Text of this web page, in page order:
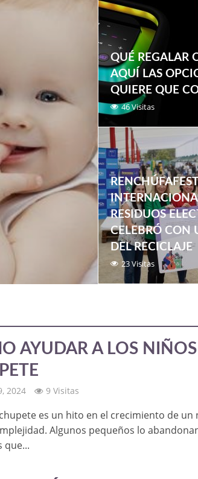
QUÉ REGALAR
AQUÍ LAS
QUIERE QUE
46 Visitas
RESIDUOS
CELEBRÓ CON
DEL RECICLAJE
23 Visitas
AYUDAR A LOS NIÑOS
2024 9 Visitas
es un hito en el crecimiento de
Algunos pequeños lo
que...